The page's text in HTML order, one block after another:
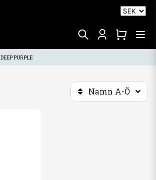
DEEP PURPLE
Namn A-Ö